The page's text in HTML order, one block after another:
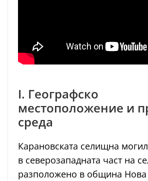
I. Географско
местоположение и
среда
Карановската селищна
в северозападната част на
разположено в община Нова